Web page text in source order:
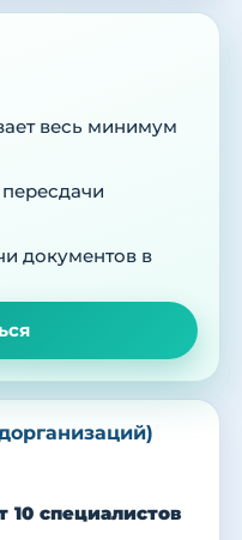
весь минимум
документов в
10 специалистов